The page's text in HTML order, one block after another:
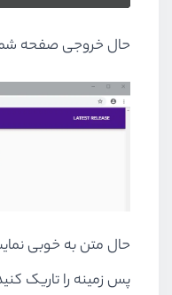
حال خروجی صفحه شما
حال متن به خوبی